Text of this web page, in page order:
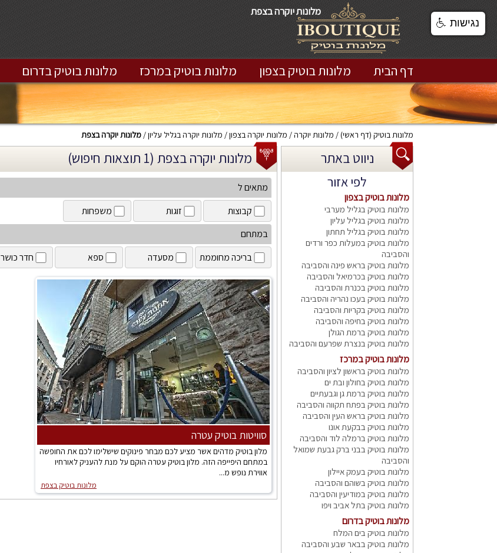
מלונות יוקרה בצפת
דף הבית מלונות בוטיק בצפון מלונות בוטיק במרכז מלונות בוטיק בדרום
מלונות בוטיק (דף ראשי) מלונות יוקרה מלונות יוקרה בצפון מלונות יוקרה בגליל עליון מלונות יוקרה בצפת
ניווט באתר
לפי אזור
מלונות בוטיק בצפון
מלונות בוטיק בגליל מערבי
מלונות בוטיק בגליל עליון
מלונות בוטיק בגליל תחתון
מלונות בוטיק במעלות כפר ורדים
והסביבה
מלונות בוטיק בראש פינה והסביבה
מלונות בוטיק בכרמיאל והסביבה
מלונות בוטיק בכנרת והסביבה
מלונות בוטיק בעכו נהריה והסביבה
מלונות בוטיק בקריות והסביבה
מלונות בוטיק בחיפה והסביבה
מלונות בוטיק ברמת הגולן
מלונות בוטיק בנצרת שפרעם והסביבה
מלונות בוטיק במרכז
מלונות בוטיק בראשון לציון והסביבה
מלונות בוטיק בחולון ובת ים
מלונות בוטיק ברמת גן וגבעתיים
מלונות בוטיק בפתח תקווה והסביבה
מלונות בוטיק בראש העין והסביבה
מלונות בוטיק בבקעת אונו
מלונות בוטיק ברמלה לוד והסביבה
מלונות בוטיק בבני ברק גבעת שמואל
והסביבה
מלונות בוטיק בעמק איילון
מלונות בוטיק בשוהם והסביבה
מלונות בוטיק במודיעין והסביבה
מלונות בוטיק בתל אביב ויפו
מלונות בוטיק בדרום
מלונות בוטיק בים המלח
מלונות בוטיק בבאר שבע והסביבה
מלונות יוקרה בצפת (1 תוצאות חיפוש)
מתאים ל
קבוצות
זוגות
משפחות
במתחם
בריכה מחוממת
מסעדה ספא חדר כושר
סוויטות בוטיק עטרה
מלון בוטיק מדהים אשר מציע לכם מבחר פינוקים שישלימו לכם את החופשה
במתחם היפייפה הזה. מלון בוטיק עטרה הוקם על מנת להעניק לאורחיו
אווירת נופש מ...
מלונות בוטיק בצפת
נגישות